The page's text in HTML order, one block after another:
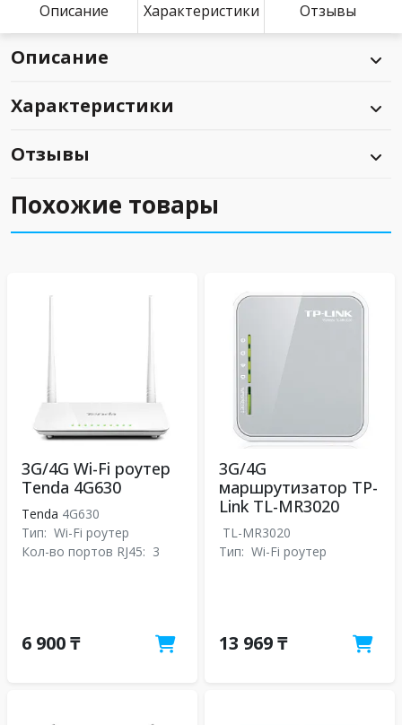
Описание
Характеристики Отзывы
Описание
Характеристики
Отзывы
Похожие товары
3G/4G Wi-Fi роутер
Tenda 4G630
Tenda 4G630
Тип: Wi-Fi роутер
Кол-во портов RJ45: 3
6 900 ₸
3G/4G
маршрутизатор TP-
Link TL-MR3020
TL-MR3020
Тип: Wi-Fi роутер
13 969 ₸